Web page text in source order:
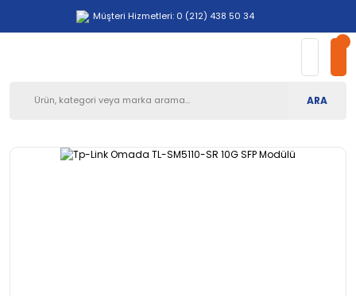
Müşteri Hizmetleri: 0 (212) 438 50 34
ARA